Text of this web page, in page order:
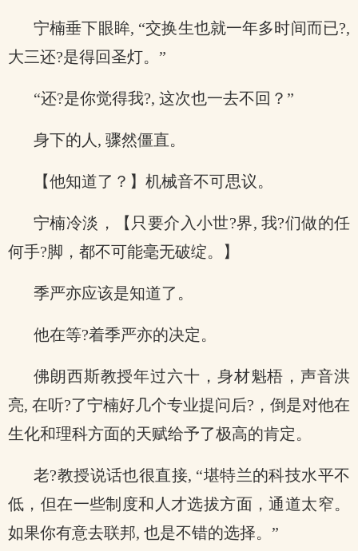
宁楠垂下眼眸, “交换生也就一年多时间而已?,
大三还?是得回圣灯。”
“还?是你觉得我?, 这次也一去不回？”
身下的人, 骤然僵直。
【他知道了？】机械音不可思议。
宁楠冷淡，【只要介入小世?界, 我?们做的任
何手?脚，都不可能毫无破绽。】
季严亦应该是知道了。
他在等?着季严亦的决定。
佛朗西斯教授年过六十，身材魁梧，声音洪
亮, 在听?了宁楠好几个专业提问后?，倒是对他在
生化和理科方面的天赋给予了极高的肯定。
老?教授说话也很直接, “堪特兰的科技水平不
低，但在一些制度和人才选拔方面，通道太窄。
如果你有意去联邦, 也是不错的选择。”